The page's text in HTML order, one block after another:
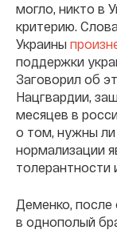
могло, никто в
критерию.
Украины
поддержки
Заговорил об
Нацгвардии,
месяцев в
о том, нужны ли
нормализации
толерантности
Деменко, после
в однополый